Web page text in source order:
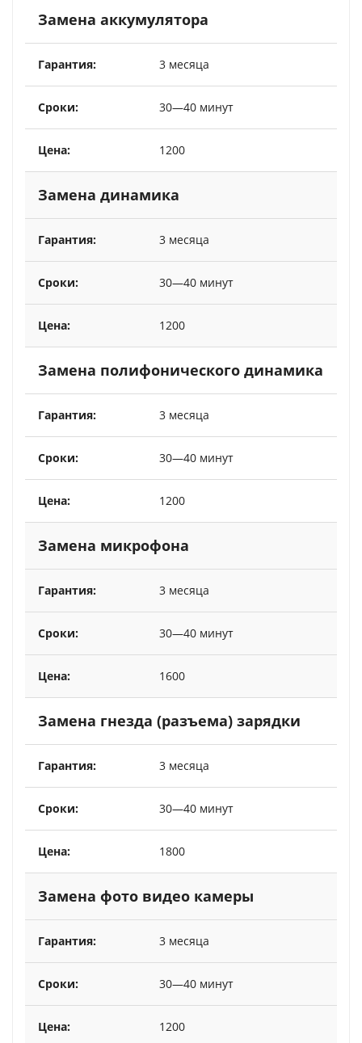
Замена аккумулятора
3 месяца
30—40 минут
1200
Замена динамика
3 месяца
30—40 минут
1200
Замена полифонического динамика
3 месяца
30—40 минут
1200
Замена микрофона
3 месяца
30—40 минут
1600
Замена гнезда (разъема) зарядки
3 месяца
30—40 минут
1800
Замена фото видео камеры
3 месяца
30—40 минут
1200